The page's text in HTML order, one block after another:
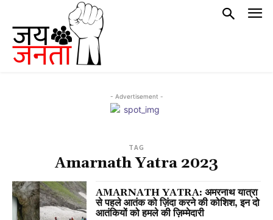
- Advertisement -
TAG
Amarnath Yatra 2023
AMARNATH YATRA: अमरनाथ यात्रा
से पहले आतंक को ज़िंदा करने की कोशिश, इन दो
आतंकियों को हमले की ज़िम्मेदारी